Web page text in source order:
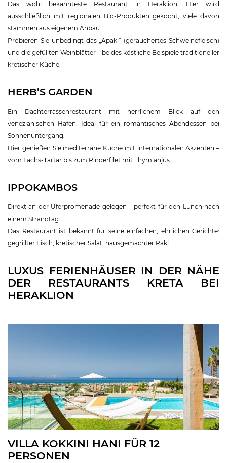
Das wohl bekannteste Restaurant in Heraklion. Hier wird
ausschließlich mit regionalen Bio-Produkten gekocht, viele davon
stammen aus eigenem Anbau.
Probieren Sie unbedingt das „Apaki“ (geräuchertes Schweinefleisch)
und die gefüllten Weinblätter – beides köstliche Beispiele traditioneller
kretischer Küche.
HERB’S GARDEN
Ein Dachterrassenrestaurant mit herrlichem Blick auf den
venezianischen Hafen. Ideal für ein romantisches Abendessen bei
Sonnenuntergang.
Hier genießen Sie mediterrane Küche mit internationalen Akzenten –
vom Lachs-Tartar bis zum Rinderfilet mit Thymianjus.
IPPOKAMBOS
Direkt an der Uferpromenade gelegen – perfekt für den Lunch nach
einem Strandtag.
Das Restaurant ist bekannt für seine einfachen, ehrlichen Gerichte:
gegrillter Fisch, kretischer Salat, hausgemachter Raki.
LUXUS FERIENHÄUSER IN DER NÄHE
DER RESTAURANTS KRETA BEI
HERAKLION
VILLA KOKKINI HANI FÜR 12
PERSONEN